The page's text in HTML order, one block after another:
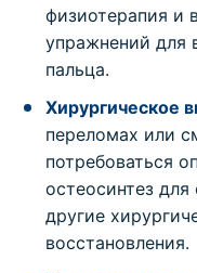
физиотерапия и
упражнений для
пальца.
Хирургическое
переломах или
потребоваться
остеосинтез
другие
восстановления.